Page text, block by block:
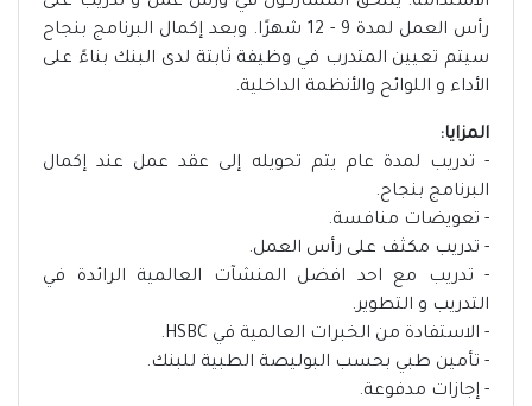
رأس العمل لمدة 9 - 12 شهرًا. وبعد إكمال البرنامج بنجاح
سيتم تعيين المتدرب في وظيفة ثابتة لدى البنك بناءً على
الأداء و اللوائح والأنظمة الداخلية.
المزايا:
- تدريب لمدة عام يتم تحويله إلى عقد عمل عند إكمال
البرنامج بنجاح.
- تعويضات منافسة.
- تدريب مكثف على رأس العمل.
- تدريب مع احد افضل المنشآت العالمية الرائدة في
التدريب و التطوير.
- الاستفادة من الخبرات العالمية في HSBC.
- تأمين طبي بحسب البوليصة الطبية للبنك.
- إجازات مدفوعة.